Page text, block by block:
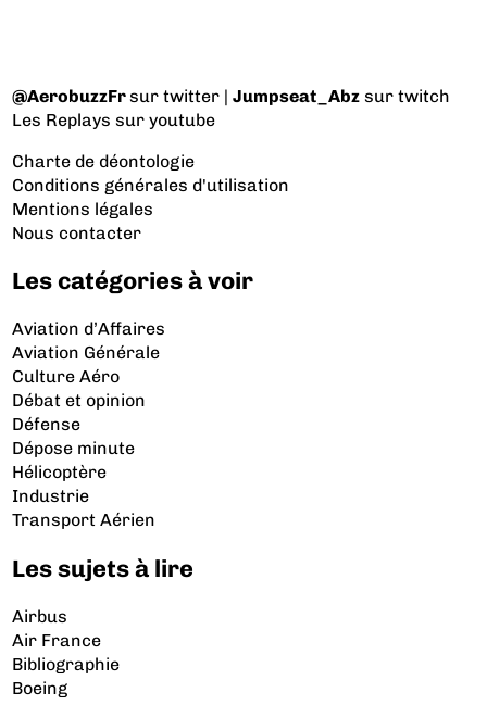
@AerobuzzFrsur twitter |Jumpseat_Abz sur twitch
Les Replays sur youtube
Charte de déontologie
Conditions générales d'utilisation
Mentions légales
Nous contacter
Les catégories à voir
Aviation d’Affaires
Aviation Générale
Culture Aéro
Débat et opinion
Défense
Dépose minute
Hélicoptère
Industrie
Transport Aérien
Les sujets à lire
Airbus
Air France
Bibliographie
Boeing